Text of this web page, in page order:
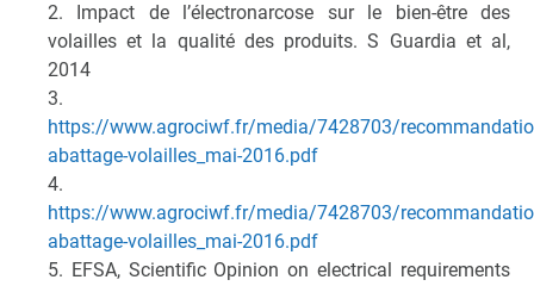
2. Impact de l’électronarcose sur le bien-être des
volailles et la qualité des produits. S Guardia et al,
2014
3.
https://www.agrociwf.fr/media/7428703/
abattage-volailles_mai-2016.pdf
4.
https://www.agrociwf.fr/media/7428703/
abattage-volailles_mai-2016.pdf
5. EFSA, Scientific Opinion on electrical requirements